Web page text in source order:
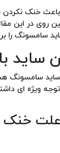
خنک نکردن
روی در این
سامسونگ را
سامسونگ
ویژه ای